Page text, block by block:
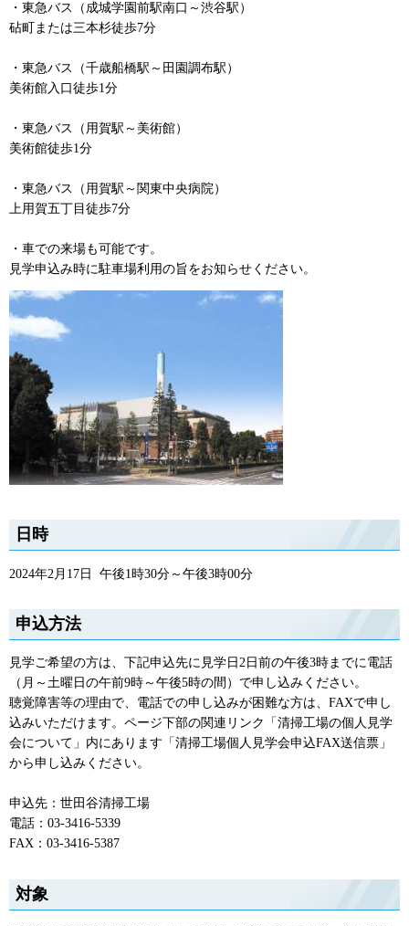
・東急バス（成城学園前駅南口～渋谷駅）
砧町または三本杉徒歩7分
・東急バス（千歳船橋駅～田園調布駅）
美術館入口徒歩1分
・東急バス（用賀駅～美術館）
美術館徒歩1分
・東急バス（用賀駅～関東中央病院）
上用賀五丁目徒歩7分
・車での来場も可能です。
見学申込み時に駐車場利用の旨をお知らせください。
日時
2024年2月17日 午後1時30分～午後3時00分
申込方法
見学ご希望の方は、下記申込先に見学日2日前の午後3時までに電話
（月～土曜日の午前9時～午後5時の間）で申し込みください。
聴覚障害等の理由で、電話での申し込みが困難な方は、FAXで申し
込みいただけます。ページ下部の関連リンク「清掃工場の個人見学
会について」内にあります「清掃工場個人見学会申込FAX送信票」
から申し込みください。
申込先：世田谷清掃工場
電話：03-3416-5339
FAX：03-3416-5387
対象